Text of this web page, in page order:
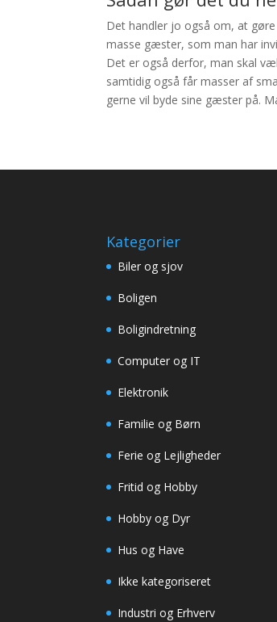
Det handler jo også om, at
masse gæster, som man har
Det er også derfor, man skal
samtidig også får masser af
gerne vil byde sine gæster på.
Kategorier
Biler og sjov
Boligen
Boligindretning
Computer og IT
Elektronik
Familie og Børn
Ferie og Lejligheder
Fritid og Hobby
Hobby og Dyr
Hus og Have
Ikke kategoriseret
Industri og Erhverv